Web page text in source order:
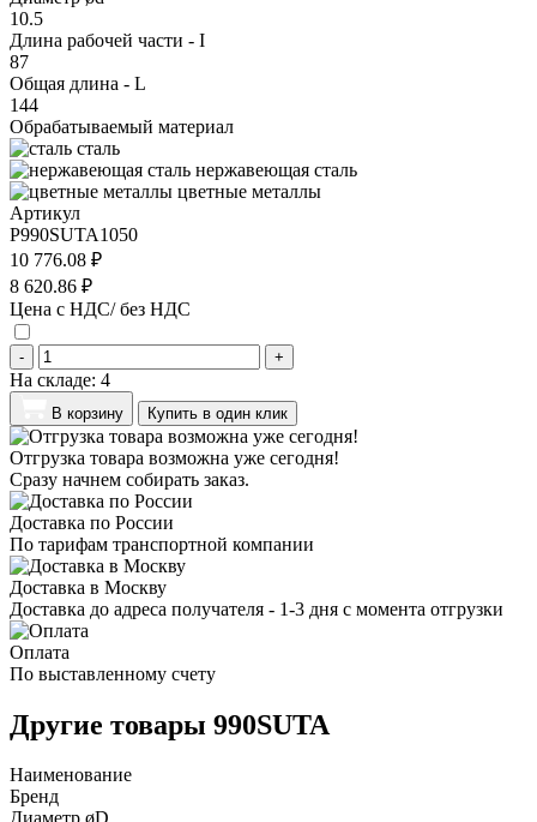
10.5
Длина рабочей части - I
87
Общая длина - L
144
Обрабатываемый материал
сталь
нержавеющая сталь
цветные металлы
Артикул
P990SUTA1050
10 776.08 ₽
8 620.86 ₽
Цена с НДС/ без НДС
- +
На складе: 4
В корзину Купить в один клик
Отгрузка товара возможна уже сегодня!
Сразу начнем собирать заказ.
Доставка по России
По тарифам транспортной компании
Доставка в Москву
Доставка до адреса получателя - 1-3 дня с момента отгрузки
Оплата
По выставленному счету
Другие товары 990SUTA
Наименование
Бренд